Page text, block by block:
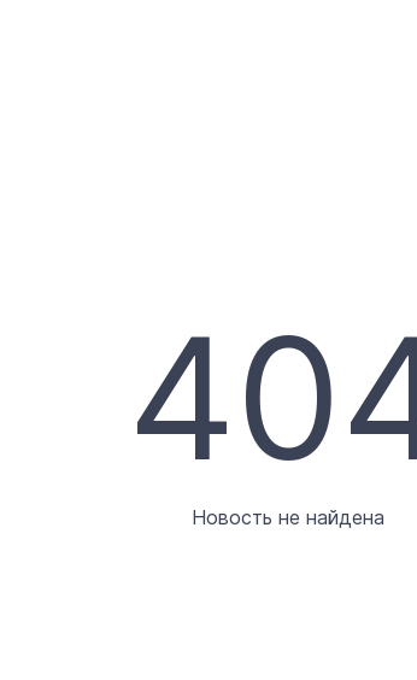
Новость не найдена